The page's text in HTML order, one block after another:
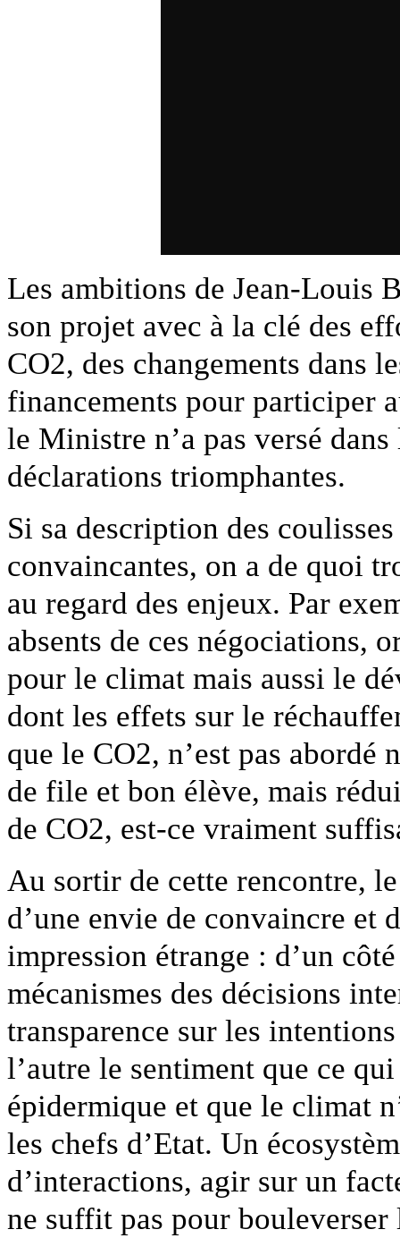
Les ambitions de Jean-Louis
son projet avec à la clé des
CO2, des changements dans
financements pour participer
le Ministre n’a pas versé
déclarations triomphantes.
Si sa description des
convaincantes, on a de quoi
au regard des enjeux. Par
absents de ces négociations,
pour le climat mais aussi le
dont les effets sur le
que le CO2, n’est pas
de file et bon élève, mais
de CO2, est-ce vraiment
Au sortir de cette rencontre,
d’une envie de convaincre et
impression étrange : d’un
mécanismes des décisions
transparence sur les
l’autre le sentiment que ce
épidermique et que le climat
les chefs d’Etat. Un
d’interactions, agir sur un
ne suffit pas pour bouleverser